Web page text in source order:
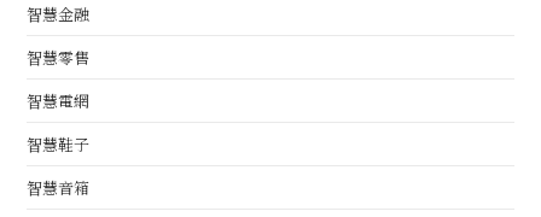
智慧金融
智慧零售
智慧電網
智慧鞋子
智慧音箱